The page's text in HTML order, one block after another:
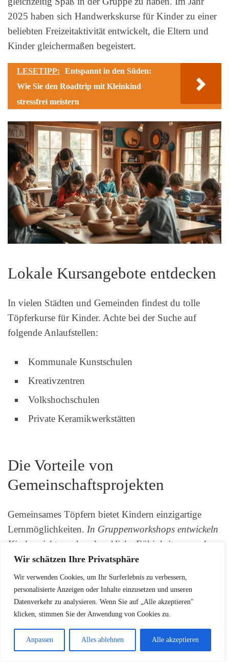
Wir schätzen Ihre Privatsphäre
Wir verwenden Cookies, um Ihr Surferlebnis zu verbessern,
personalisierte Anzeigen oder Inhalte einzusetzen und unseren
Datenverkehr zu analysieren. Wenn Sie auf „Alle akzeptieren"
klicken, stimmen Sie der Anwendung von Cookies zu.
Anpassen Alles ablehnen Alle akzeptieren
2025 haben sich Handwerkskurse für Kinder zu einer
beliebten Freizeitaktivität entwickelt, die Eltern und
Kinder gleichermaßen begeistert.
LESETIPP:
Entspannt in den Süden:
Wie Sie den Roadtrip mit Kleinkind
stressfrei meistern
Lokale Kursangebote entdecken
In vielen Städten und Gemeinden findest du tolle
Töpferkurse für Kinder. Achte bei der Suche auf
folgende Anlaufstellen:
Kommunale Kunstschulen
Kreativzentren
Volkshochschulen
Private Keramikwerkstätten
Die Vorteile von
Gemeinschaftsprojekten
Gemeinsames Töpfern bietet Kindern einzigartige
Lernmöglichkeiten. In Gruppenworkshops entwickeln
Kinder nicht nur handwerkliche Fähigkeiten, sondern
lernen auch wichtige soziale Kompetenzen.
Kinder tauschen Ideen aus, inspirieren sich gegenseitig
und erleben Kreativität als gemeinschaftliches
Erlebnis.